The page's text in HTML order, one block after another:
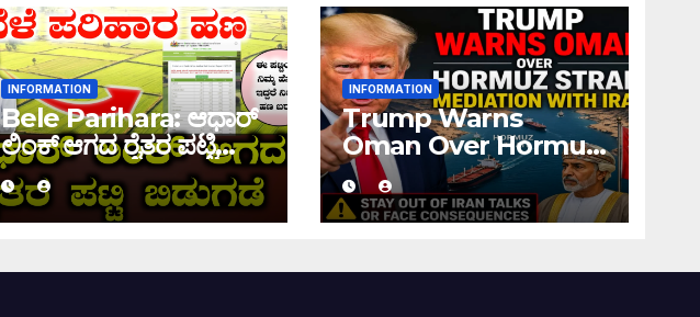
INFORMATION
Bele Parihara: ಆಧಾರ್
ಲಿಂಕ್ ಆಗದ ರೈತರ ಪಟ್ಟಿ
ಬಿಡುಗಡೆ! ಈ ಪಟ್ಟಿಯಲ್ಲಿ ನಿಮ್ಮ
ಹೆಸರು ಇದ್ದರೆ ನಿಮಗೆ ಹಣ
ಜಮಾ ಆಗಲ್ಲ !
INFORMATION
Trump Warns
Oman Over Hormuz
Strait Mediation
With Iran